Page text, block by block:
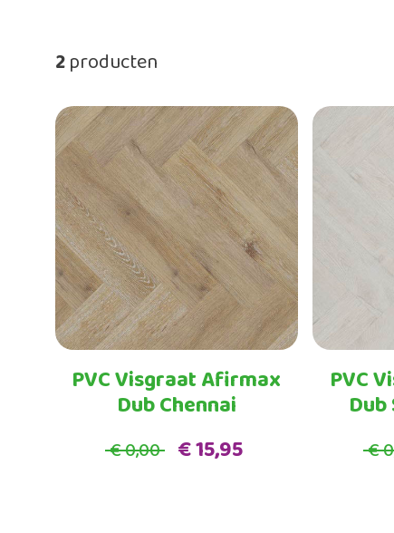
2producten
PVC Visgraat Afirmax
Dub Chennai
€ 0,00 € 15,95
PVC
€